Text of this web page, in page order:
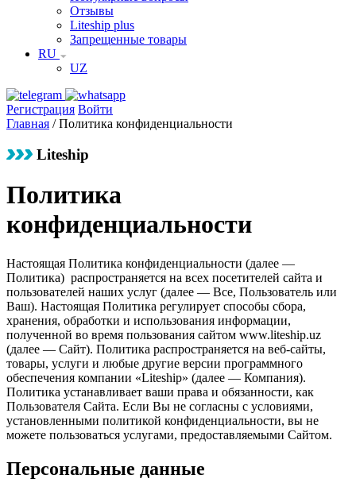
Отзывы
Liteship plus
Запрещенные товары
RU
UZ
Регистрация Войти
Главная / Политика конфиденциальности
Liteship
Политика
конфиденциальности
Настоящая Политика конфиденциальности (далее —
Политика) распространяется на всех посетителей сайта и
пользователей наших услуг (далее — Все, Пользователь или
Ваш). Настоящая Политика регулирует способы сбора,
хранения, обработки и использования информации,
полученной во время пользования сайтом www.liteship.uz
(далее — Сайт). Политика распространяется на веб-сайты,
товары, услуги и любые другие версии программного
обеспечения компании «Liteship» (далее — Компания).
Политика устанавливает ваши права и обязанности, как
Пользователя Сайта. Если Вы не согласны с условиями,
установленными политикой конфиденциальности, вы не
можете пользоваться услугами, предоставляемыми Сайтом.
Персональные данные